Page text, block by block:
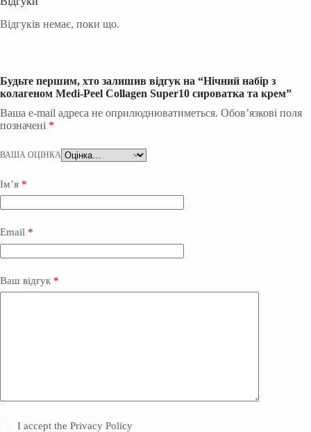
Відгуків немає, поки що.
Будьте першим, хто залишив відгук на “Нічний набір з
колагеном Medi-Peel Collagen Super10 сироватка та крем”
Ваша e-mail адреса не оприлюднюватиметься. Обов’язкові поля
позначені *
ВАША ОЦІНКА
Ім’я *
Email *
Ваш відгук *
I accept thePrivacy Policy